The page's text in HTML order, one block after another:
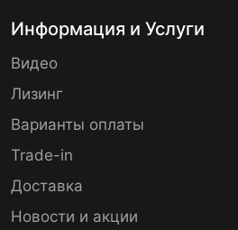
Информация и Услуги
Видео
Лизинг
Варианты оплаты
Trade-in
Доставка
Новости и акции